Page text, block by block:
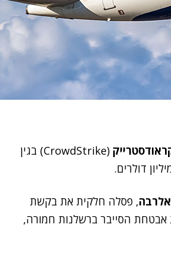
(CrowdStrike) בגין
אלרבה, פסלה חלקית את בקשת
הסייבר ברשלנות חמורה,